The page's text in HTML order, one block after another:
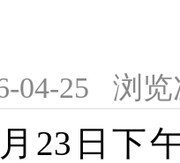
04-25 浏览
23日下